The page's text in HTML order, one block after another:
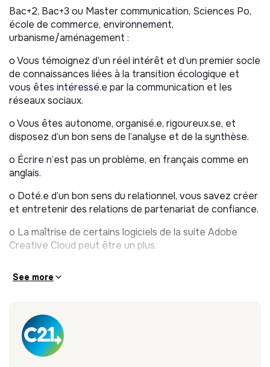
o Modération et traduction des contenus proposés par
les contributeurs, en français et en anglais.
o Animation des réseaux sociaux : LinkedIn, Instagram,
etc
o Visites presse, rédaction d’articles et participation à
des événements : Forum Bois Construction, Rénodays
et Batimat, SIMI, etc
Bac+2, Bac+3 ou Master communication, Sciences Po,
école de commerce, environnement,
urbanisme/aménagement :
o Vous témoignez d’un réel intérêt et d’un premier socle
de connaissances liées à la transition écologique et
vous êtes intéressé.e par la communication et les
réseaux sociaux.
o Vous êtes autonome, organisé.e, rigoureux.se, et
disposez d’un bon sens de l’analyse et de la synthèse.
o Écrire n’est pas un problème, en français comme en
anglais.
o Doté.e d’un bon sens du relationnel, vous savez créer
et entretenir des relations de partenariat de confiance.
o La maîtrise de certains logiciels de la suite Adobe
Creative Cloud peut être un plus.
See more